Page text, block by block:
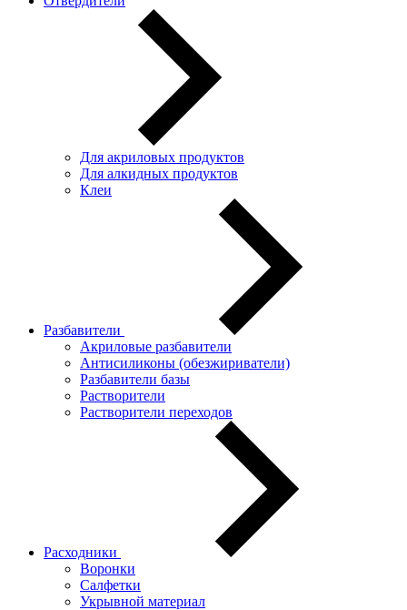
Для акриловых продуктов
Для алкидных продуктов
Клеи
Разбавители
Акриловые разбавители
Антисиликоны (обезжириватели)
Разбавители базы
Растворители
Растворители переходов
Расходники
Воронки
Салфетки
Укрывной материал